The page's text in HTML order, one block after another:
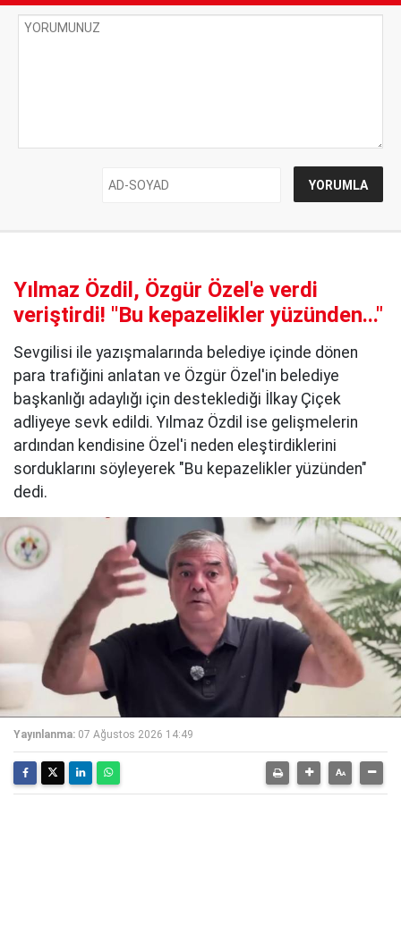
Yılmaz Özdil, Özgür Özel'e verdi
veriştirdi! ''Bu kepazelikler yüzünden..."
Sevgilisi ile yazışmalarında belediye içinde dönen
para trafiğini anlatan ve Özgür Özel'in belediye
başkanlığı adaylığı için desteklediği İlkay Çiçek
adliyeye sevk edildi. Yılmaz Özdil ise gelişmelerin
ardından kendisine Özel'i neden eleştirdiklerini
sorduklarını söyleyerek "Bu kepazelikler yüzünden"
dedi.
Yayınlanma: 07 Ağustos 2026 14:49